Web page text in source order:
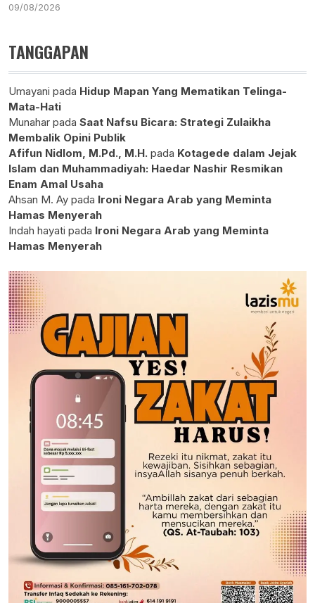
09/08/2026
TANGGAPAN
Umayani pada Hidup Mapan Yang Mematikan Telinga-
Mata-Hati
Munahar pada Saat Nafsu Bicara: Strategi Zulaikha
Membalik Opini Publik
Afifun Nidlom, M.Pd., M.H. pada Kotagede dalam Jejak
Islam dan Muhammadiyah: Haedar Nashir Resmikan
Enam Amal Usaha
Ahsan M. Ay pada Ironi Negara Arab yang Meminta
Hamas Menyerah
Indah hayati pada Ironi Negara Arab yang Meminta
Hamas Menyerah